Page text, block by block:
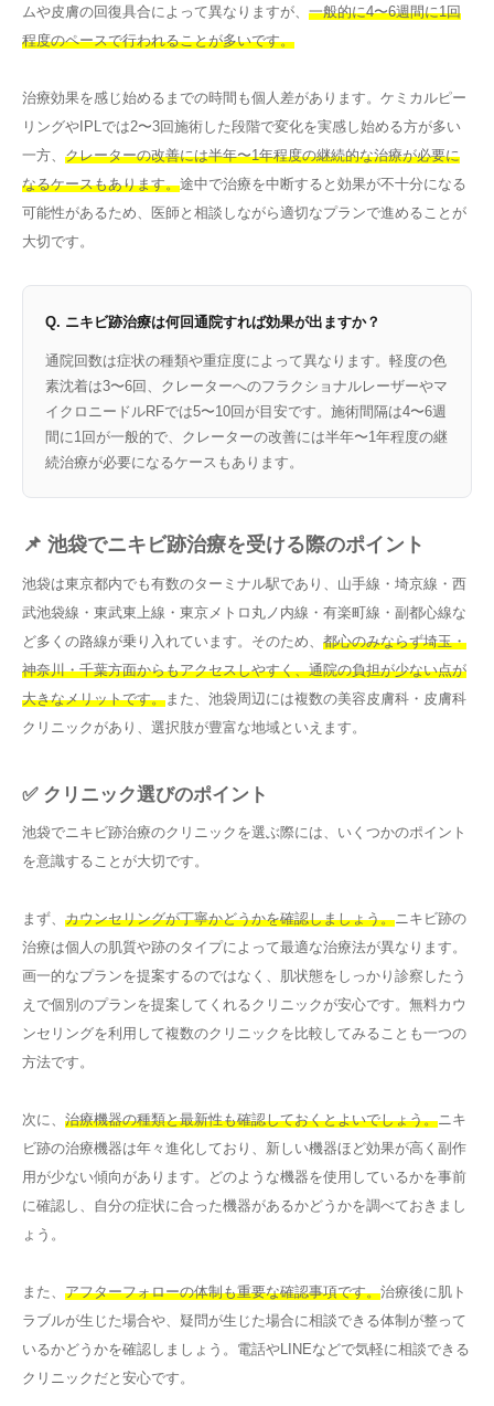
ムや皮膚の回復具合によって異なりますが、 一般的に4〜6週間に1回
程度のペースで行われることが多いです。
治療効果を感じ始めるまでの時間も個人差があります。ケミカルピー
リングやIPLでは2〜3回施術した段階で変化を実感し始める方が多い
一方、 クレーターの改善には半年〜1年程度の継続的な治療が必要に
なるケースもあります。途中で治療を中断すると効果が不十分になる
可能性があるため、医師と相談しながら適切なプランで進めることが
大切です。
Q. ニキビ跡治療は何回通院すれば効果が出ますか？
通院回数は症状の種類や重症度によって異なります。軽度の色
素沈着は3〜6回、クレーターへのフラクショナルレーザーやマ
イクロニードルRFでは5〜10回が目安です。施術間隔は4〜6週
間に1回が一般的で、クレーターの改善には半年〜1年程度の継
続治療が必要になるケースもあります。
📌 池袋でニキビ跡治療を受ける際のポイント
池袋は東京都内でも有数のターミナル駅であり、山手線・埼京線・西
武池袋線・東武東上線・東京メトロ丸ノ内線・有楽町線・副都心線な
ど多くの路線が乗り入れています。そのため、 都心のみならず埼玉・
神奈川・千葉方面からもアクセスしやすく、通院の負担が少ない点が
大きなメリットです。 また、池袋周辺には複数の美容皮膚科・皮膚科
クリニックがあり、選択肢が豊富な地域といえます。
✅ クリニック選びのポイント
池袋でニキビ跡治療のクリニックを選ぶ際には、いくつかのポイント
を意識することが大切です。
まず、 カウンセリングが丁寧かどうかを確認しましょう。ニキビ跡の
治療は個人の肌質や跡のタイプによって最適な治療法が異なります。
画一的なプランを提案するのではなく、肌状態をしっかり診察したう
えで個別のプランを提案してくれるクリニックが安心です。無料カウ
ンセリングを利用して複数のクリニックを比較してみることも一つの
方法です。
次に、 治療機器の種類と最新性も確認しておくとよいでしょう。ニキ
ビ跡の治療機器は年々進化しており、新しい機器ほど効果が高く副作
用が少ない傾向があります。どのような機器を使用しているかを事前
に確認し、自分の症状に合った機器があるかどうかを調べておきまし
ょう。
また、 アフターフォローの体制も重要な確認事項です。治療後に肌ト
ラブルが生じた場合や、疑問が生じた場合に相談できる体制が整って
いるかどうかを確認しましょう。電話やLINEなどで気軽に相談できる
クリニックだと安心です。